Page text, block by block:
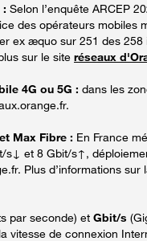
: Selon l’enquête ARCEP
des opérateurs mobiles
ex æquo sur 251 des 258
sur le site réseaux
4G ou 5G : dans les
Max Fibre : En France
s↓ et 8 Gbit/s↑,
Plus d’informations
par seconde) et Gbit/s
vitesse de connexion